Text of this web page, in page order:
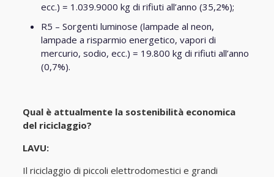
ecc.) = 1.039.9000 kg di rifiuti all’anno (35,2%);
R5 – Sorgenti luminose (lampade al neon,
lampade a risparmio energetico, vapori di
mercurio, sodio, ecc.) = 19.800 kg di rifiuti all’anno
(0,7%).
Qual è attualmente la sostenibilità economica
del riciclaggio?
LAVU:
Il riciclaggio di piccoli elettrodomestici e grandi